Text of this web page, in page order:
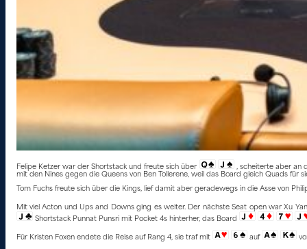
Felipe Ketzer war der Shortstack und freute sich über
, scheiterte aber an
mit den Nines gegen die Queens von Ben Tollerene, weil das Board gleich Quads für
Tom Fuchs freute sich über die Kings, lief damit aber geradewegs in die Asse von
Mit viel Acton und Ups and Downs ging es weiter. Der nächste Seat open war Xu
Shortstack Punnat Punsri mit Pocket 4s hinterher, das Board
Für Kristen Foxen endete die Reise auf Rang 4, sie traf mit auf